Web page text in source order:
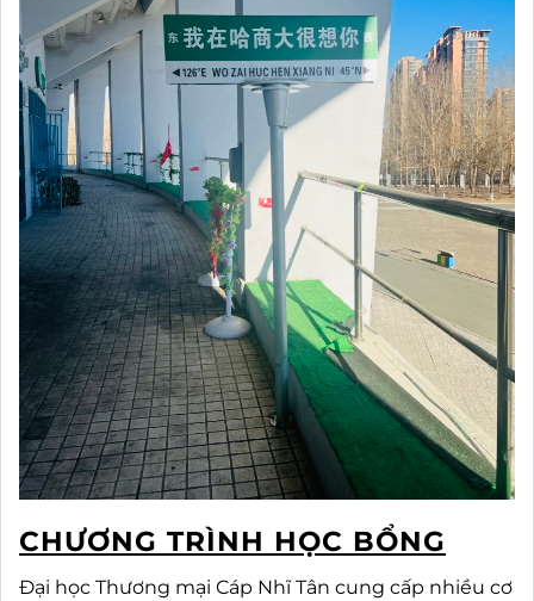
CHƯƠNG TRÌNH HỌC BỔNG
Đại học Thương mại Cáp Nhĩ Tân cung cấp nhiều cơ